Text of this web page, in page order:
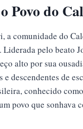
Povo do
a comunidade do
pelo beato
alto por sua
descendentes de
conhecido
povo que sonhava